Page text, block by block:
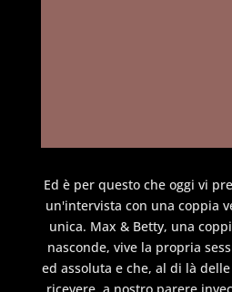
Ed è per questo che oggi vi
un'intervista con una coppia
unica. Max & Betty, una
nasconde, vive la propria
ed assoluta e che, al di là